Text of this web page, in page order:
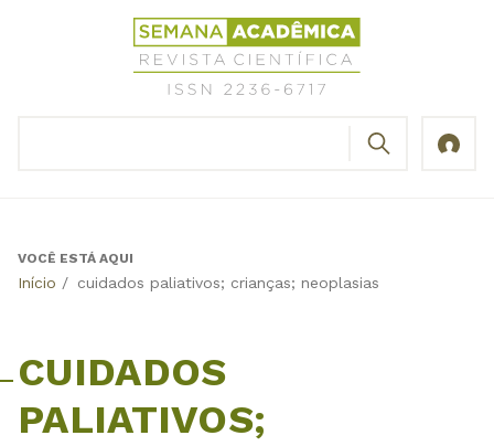
Revista
Científica
Semana
Back
VOCÊ ESTÁ AQUI
Início / cuidados paliativos; crianças; neoplasias
CUIDADOS
PALIATIVOS;